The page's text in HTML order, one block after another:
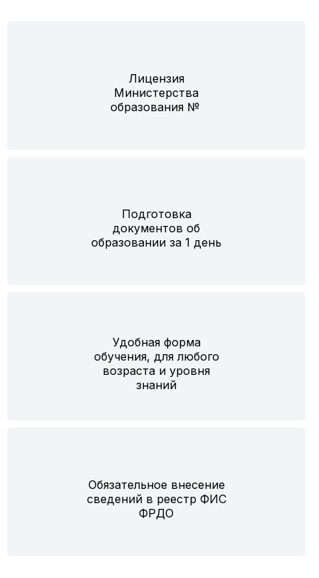
Лицензия
Министерства
образования №
Подготовка
документов об
образовании за 1 день
Удобная форма
обучения, для любого
возраста и уровня
знаний
Обязательное внесение
сведений в реестр ФИС
ФРДО